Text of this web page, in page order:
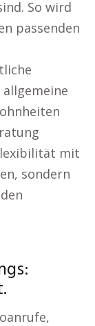
So wird
passenden
mit
sondern